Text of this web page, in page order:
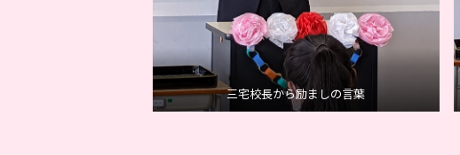
三宅校長から励ましの言葉